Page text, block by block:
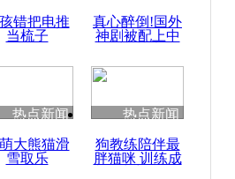
度苗族花山节
魂
错把电推
当梳子
真心醉倒!国外
神剧被配上中
热点新闻
大熊猫滑
雪取乐
热点新闻
狗教练陪伴最
胖猫咪 训练成